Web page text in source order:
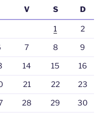
V S D
1 2
7 8 9
14 15 16
21 22 23
28 29 30